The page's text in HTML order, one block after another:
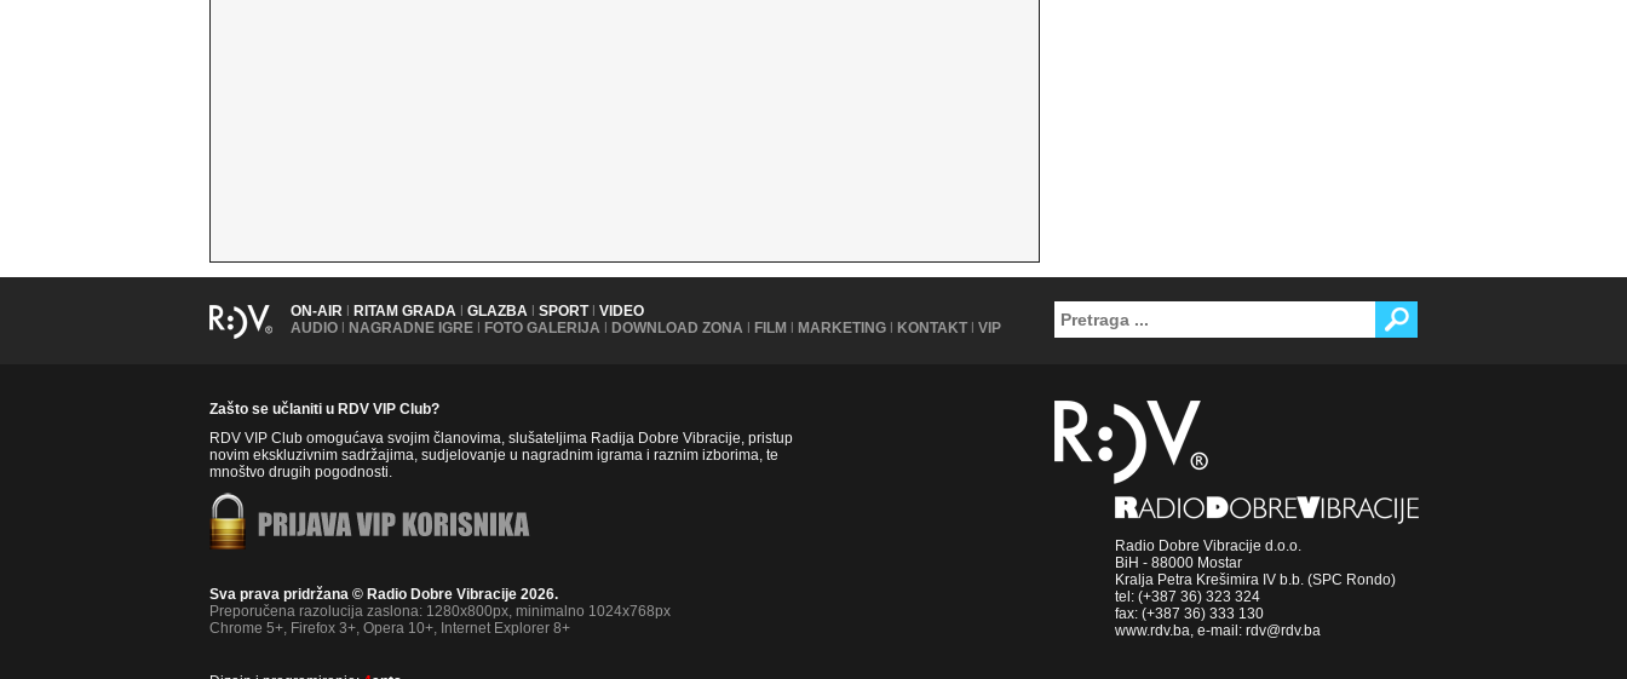
ON-AIR | RITAM GRADA | GLAZBA | SPORT | VIDEO
AUDIO | NAGRADNE IGRE | FOTO GALERIJA | DOWNLOAD ZONA | FILM | MARKETING | KONTAKT | VIP
Zašto se učlaniti u RDV VIP Club?
RDV VIP Club omogućava svojim članovima, slušateljima Radija Dobre Vibracije, pristup
novim ekskluzivnim sadržajima, sudjelovanje u nagradnim igrama i raznim izborima, te
mnoštvo drugih pogodnosti.
Sva prava pridržana © Radio Dobre Vibracije 2026.
Preporučena razolucija zaslona: 1280x800px, minimalno 1024x768px
Chrome 5+, Firefox 3+, Opera 10+, Internet Explorer 8+
Radio Dobre Vibracije d.o.o.
BiH - 88000 Mostar
Kralja Petra Krešimira IV b.b. (SPC Rondo)
tel: (+387 36) 323 324
fax: (+387 36) 333 130
www.rdv.ba, e-mail: rdv@rdv.ba